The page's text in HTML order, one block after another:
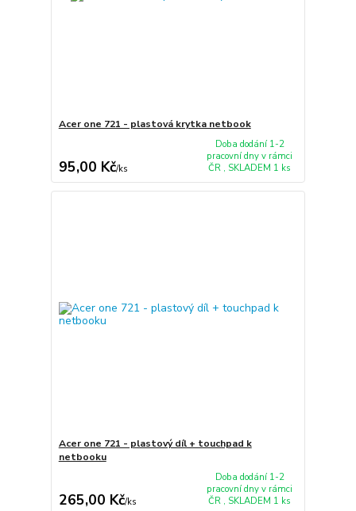
Acer one 721 - plastová krytka netbook
95,00 Kč/ks
Doba dodání 1-2
pracovní dny v rámci
ČR , SKLADEM 1 ks
Acer one 721 - plastový díl + touchpad k
netbooku
265,00 Kč/ks
Doba dodání 1-2
pracovní dny v rámci
ČR , SKLADEM 1 ks